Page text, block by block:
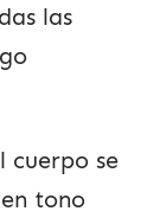
las
cuerpo se
tono